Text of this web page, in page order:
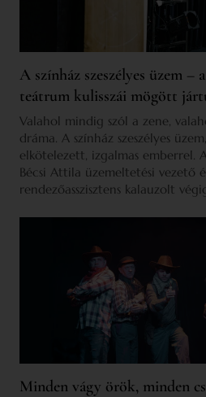
A színház szeszélyes üzem –
teátrum kulisszái mögött
Valahol mindig szól a zene,
dráma. A színház szeszélyes
elkötelezett, izgalmas emberrel.
Bécsi Attila üzemeltetési vezető
rendezőasszisztens kalauzolt
Minden vágy örök, minden